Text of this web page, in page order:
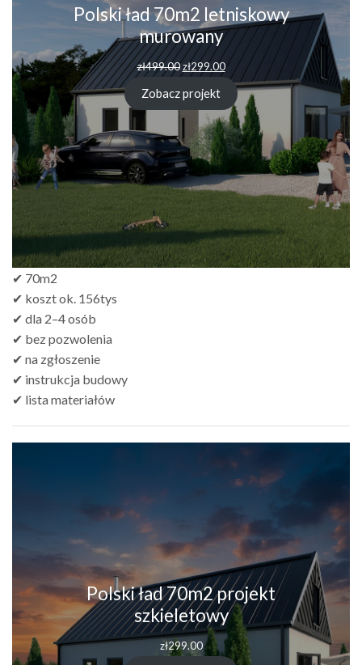
Polski ład 70m2 letniskowy
murowany
zł499.00 zł299.00
Zobacz projekt
✔ 70m2
✔ koszt ok. 156tys
✔ dla 2–4 osób
✔ bez pozwolenia
✔ na zgłoszenie
✔ instrukcja budowy
✔ lista materiałów
Polski ład 70m2 projekt
szkieletowy
zł299.00